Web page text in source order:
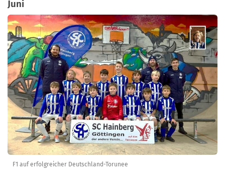
Juni
F1 auf erfolgreicher Deutschland-Torunee